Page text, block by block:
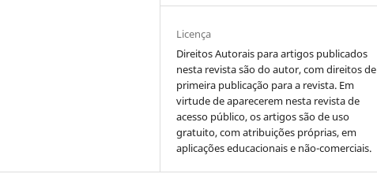
Licença
Direitos Autorais para artigos publicados
nesta revista são do autor, com direitos de
primeira publicação para a revista. Em
virtude de aparecerem nesta revista de
acesso público, os artigos são de uso
gratuito, com atribuições próprias, em
aplicações educacionais e não-comerciais.